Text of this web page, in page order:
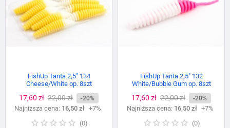
FishUp Tanta 2,5″ 134
Cheese/White op. 8szt
Cena
17,60 zł Cena
podstawowa
22,00 zł -20%
Najniższa cena: 16,50 zł +7%
(0)
FishUp Tanta 2,5″ 132
White/Bubble Gum op. 8szt
Cena
17,60 zł Cena
podstawowa
22,00 zł -20%
Najniższa cena: 16,50 zł +7%
(0)